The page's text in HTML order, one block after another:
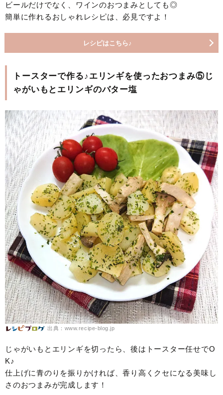
ビールだけでなく、ワインのおつまみとしても◎
簡単に作れるおしゃれレシピは、必見ですよ！
レシピはこちら♪
トースターで作る♪エリンギを使ったおつまみ⑤じ
ゃがいもとエリンギのバター塩
出典：www.recipe-blog.jp
じゃがいもとエリンギを切ったら、後はトースター任せでO
K♪
仕上げに青のりを振りかければ、香り高くクセになる美味し
さのおつまみが完成します！